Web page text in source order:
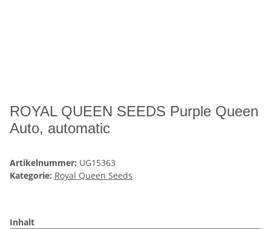
ROYAL QUEEN SEEDS Purple Queen
Auto, automatic
Artikelnummer: UG15363
Kategorie: Royal Queen Seeds
Inhalt